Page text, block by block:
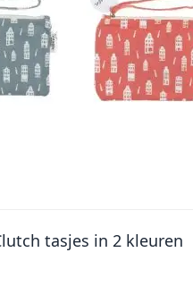
tasjes in 2 kleuren